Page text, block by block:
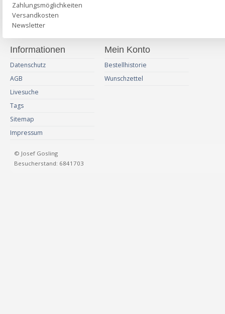
Zahlungsmöglichkeiten
Versandkosten
Newsletter
Informationen
Datenschutz
AGB
Livesuche
Tags
Sitemap
Impressum
Mein Konto
Bestellhistorie
Wunschzettel
© Josef Gosling
Besucherstand: 6841703